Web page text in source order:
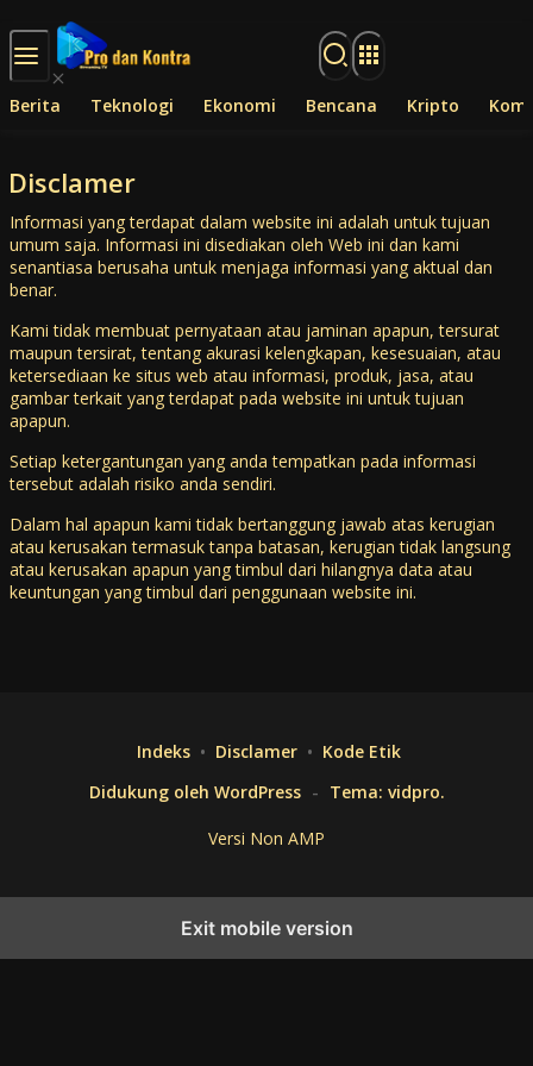
Berita Teknologi Ekonomi Bencana Kripto
Disclamer
Informasi yang terdapat dalam website ini adalah untuk tujuan
umum saja. Informasi ini disediakan oleh Web ini dan kami
senantiasa berusaha untuk menjaga informasi yang aktual dan
benar.
Kami tidak membuat pernyataan atau jaminan apapun, tersurat
maupun tersirat, tentang akurasi kelengkapan, kesesuaian, atau
ketersediaan ke situs web atau informasi, produk, jasa, atau
gambar terkait yang terdapat pada website ini untuk tujuan
apapun.
Setiap ketergantungan yang anda tempatkan pada informasi
tersebut adalah risiko anda sendiri.
Dalam hal apapun kami tidak bertanggung jawab atas kerugian
atau kerusakan termasuk tanpa batasan, kerugian tidak langsung
atau kerusakan apapun yang timbul dari hilangnya data atau
keuntungan yang timbul dari penggunaan website ini.
Indeks Disclamer
Kode Etik
Didukung oleh WordPress - Tema: vidpro.
Versi Non AMP
Exit mobile version